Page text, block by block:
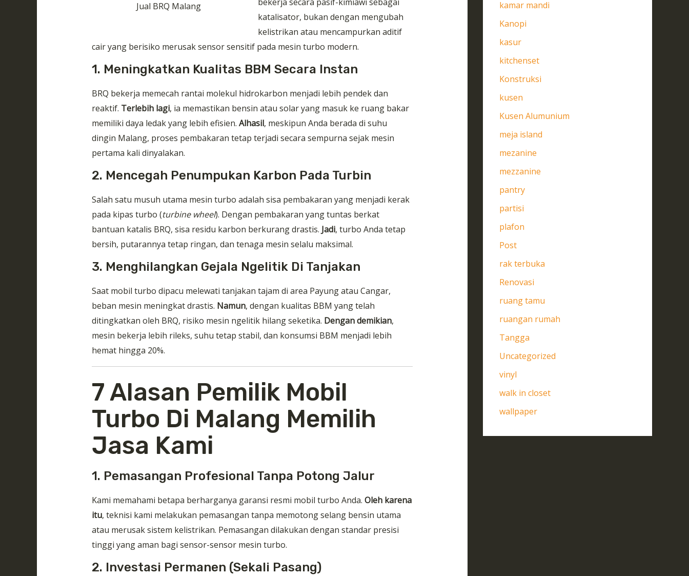
Jual BRQ Malang
katalisator, bukan dengan mengubah
kelistrikan atau mencampurkan aditif
cair yang berisiko merusak sensor sensitif pada mesin turbo modern.
1. Meningkatkan Kualitas BBM Secara Instan
BRQ bekerja memecah rantai molekul hidrokarbon menjadi lebih pendek dan
reaktif. Terlebih lagi, ia memastikan bensin atau solar yang masuk ke ruang bakar
memiliki daya ledak yang lebih efisien. Alhasil, meskipun Anda berada di suhu
dingin Malang, proses pembakaran tetap terjadi secara sempurna sejak mesin
pertama kali dinyalakan.
2. Mencegah Penumpukan Karbon Pada Turbin
Salah satu musuh utama mesin turbo adalah sisa pembakaran yang menjadi kerak
pada kipas turbo (turbine wheel). Dengan pembakaran yang tuntas berkat
bantuan katalis BRQ, sisa residu karbon berkurang drastis. Jadi, turbo Anda tetap
bersih, putarannya tetap ringan, dan tenaga mesin selalu maksimal.
3. Menghilangkan Gejala Ngelitik Di Tanjakan
Saat mobil turbo dipacu melewati tanjakan tajam di area Payung atau Cangar,
beban mesin meningkat drastis. Namun, dengan kualitas BBM yang telah
ditingkatkan oleh BRQ, risiko mesin ngelitik hilang seketika. Dengan demikian,
mesin bekerja lebih rileks, suhu tetap stabil, dan konsumsi BBM menjadi lebih
hemat hingga 20%.
7 Alasan Pemilik Mobil
Turbo Di Malang Memilih
Jasa Kami
1. Pemasangan Profesional Tanpa Potong Jalur
Kami memahami betapa berharganya garansi resmi mobil turbo Anda. Oleh karena
itu, teknisi kami melakukan pemasangan tanpa memotong selang bensin utama
atau merusak sistem kelistrikan. Pemasangan dilakukan dengan standar presisi
tinggi yang aman bagi sensor-sensor mesin turbo.
2. Investasi Permanen (Sekali Pasang)
kamar mandi
Kanopi
kasur
kitchenset
Konstruksi
kusen
Kusen Alumunium
meja island
mezanine
mezzanine
pantry
partisi
plafon
Post
rak terbuka
Renovasi
ruang tamu
ruangan rumah
Tangga
Uncategorized
vinyl
walk in closet
wallpaper